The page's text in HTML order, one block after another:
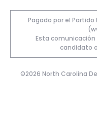
Pagado por el
Esta
candidato
©2026 North Carolina